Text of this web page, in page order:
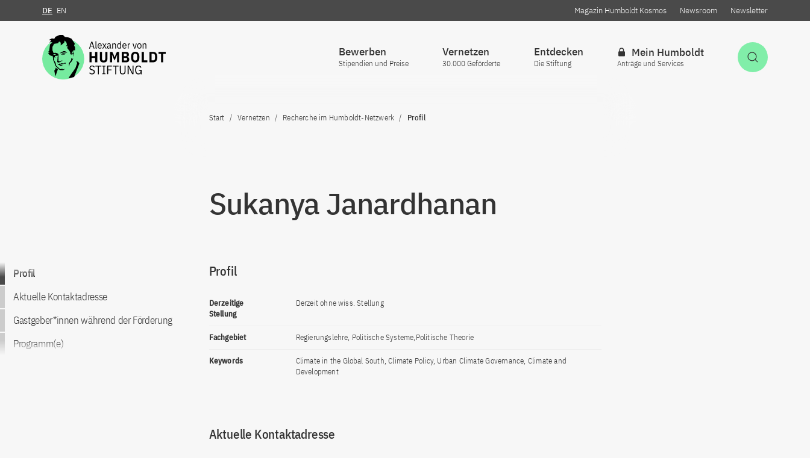
Zum Inhalt springen
DE EN Magazin Humboldt Kosmos Newsroom Newsletter
Bewerben
Stipendien und Preise
Vernetzen
30.000 Geförderte
Entdecken
Die Stiftung
Mein Humboldt
Anträge und Services
Start Vernetzen Recherche im Humboldt-Netzwerk Profil
Sukanya Janardhanan
Zum Inhalt springen
Profil
Aktuelle Kontaktadresse
Gastgeber*innen während der Förderung
Programm(e)
Profil
Derzeitige
Stellung
Derzeit ohne wiss. Stellung
Fachgebiet Regierungslehre, Politische Systeme,Politische Theorie
Keywords
Climate in the Global South, Climate Policy, Urban Climate Governance, Climate and
Development
Aktuelle Kontaktadresse